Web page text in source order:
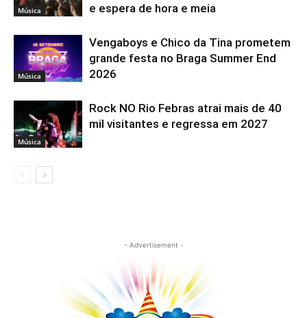
Música
e espera de hora e meia
Música
Vengaboys e Chico da Tina prometem
grande festa no Braga Summer End
2026
Música
Rock NO Rio Febras atrai mais de 40
mil visitantes e regressa em 2027
- Advertisement -